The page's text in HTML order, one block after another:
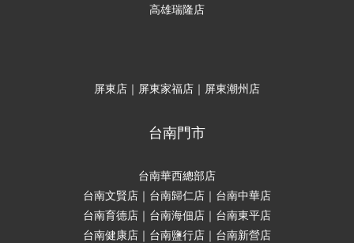
高雄瑞隆店
屏東店｜屏東家福店｜屏東潮州店
台南門市
台南華西總部店
台南文賢店｜台南歸仁店｜台南中華店
台南育德店｜台南海佃店｜台南東平店
台南健康店｜台南鹽行店｜台南新營店